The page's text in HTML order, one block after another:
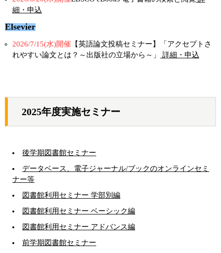
細・申込
Elsevier
2026/7/15(水)開催 【英語論文投稿セミナー】「アクセプトさ
れやすい論文とは？～出版社の立場から～」
詳細・申込
2025年度実施セミナー
後学期図書館セミナー
データベース、電子ジャーナル/ブックのオンラインセミ
ナー等
図書館利用セミナー 学部別編
図書館利用セミナー ベーシック編
図書館利用セミナー アドバンス編
前学期図書館セミナー